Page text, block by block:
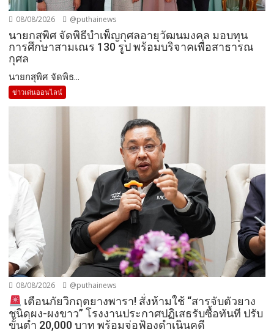
08/08/2026 @puthainews
นายกสุพิศ จัดพิธีบำเพ็ญกุศลอายุวัฒนมงคล มอบทุน
การศึกษาสามเณร 130 รูป พร้อมบริจาคเพื่อสาธารณ
กุศล
นายกสุพิศ จัดพิธ...
ข่าวเด่นออนไลน์
08/08/2026 @puthainews
เตือนภัยวิกฤตยางพารา! สั่งห้ามใช้ “สารจับตัวยาง
ชนิดผง-ผงขาว” โรงงานประกาศปฏิเสธรับซื้อทันที ปรับ
ขั้นต่ำ 20,000 บาท พร้อมจ่อฟ้องดำเนินคดี